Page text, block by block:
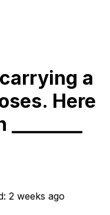
a
Here
2 weeks ago